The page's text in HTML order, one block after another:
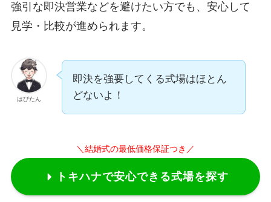
強引な即決営業などを避けたい方でも、安心して
見学・比較が進められます。
はぴたん
即決を強要してくる式場はほとん
どないよ！
＼結婚式の最低価格保証つき／
トキハナで安心できる式場を探す